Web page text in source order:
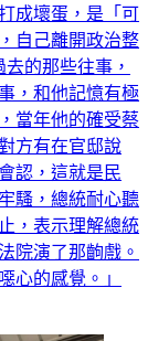
反」，並批評黃
成壞蛋，是「可
自己離開政治整
去的那些往事，
，和他記憶有極
當年他的確受蔡
方有在官邸說
認，這就是民
騷，總統耐心聽
，表示理解總統
院演了那齣戲。